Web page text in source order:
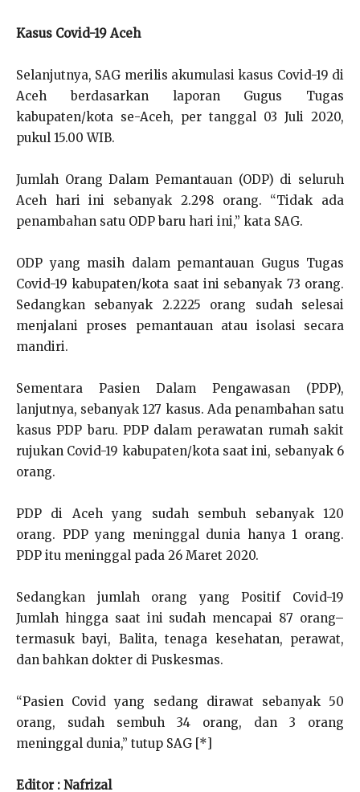
Kasus Covid-19 Aceh
Selanjutnya, SAG merilis akumulasi kasus Covid-19 di
Aceh berdasarkan laporan Gugus Tugas
kabupaten/kota se-Aceh, per tanggal 03 Juli 2020,
pukul 15.00 WIB.
Jumlah Orang Dalam Pemantauan (ODP) di seluruh
Aceh hari ini sebanyak 2.298 orang. “Tidak ada
penambahan satu ODP baru hari ini,” kata SAG.
ODP yang masih dalam pemantauan Gugus Tugas
Covid-19 kabupaten/kota saat ini sebanyak 73 orang.
Sedangkan sebanyak 2.2225 orang sudah selesai
menjalani proses pemantauan atau isolasi secara
mandiri.
Sementara Pasien Dalam Pengawasan (PDP),
lanjutnya, sebanyak 127 kasus. Ada penambahan satu
kasus PDP baru. PDP dalam perawatan rumah sakit
rujukan Covid-19 kabupaten/kota saat ini, sebanyak 6
orang.
PDP di Aceh yang sudah sembuh sebanyak 120
orang. PDP yang meninggal dunia hanya 1 orang.
PDP itu meninggal pada 26 Maret 2020.
Sedangkan jumlah orang yang Positif Covid-19
Jumlah hingga saat ini sudah mencapai 87 orang–
termasuk bayi, Balita, tenaga kesehatan, perawat,
dan bahkan dokter di Puskesmas.
“Pasien Covid yang sedang dirawat sebanyak 50
orang, sudah sembuh 34 orang, dan 3 orang
meninggal dunia,” tutup SAG [*]
Editor : Nafrizal